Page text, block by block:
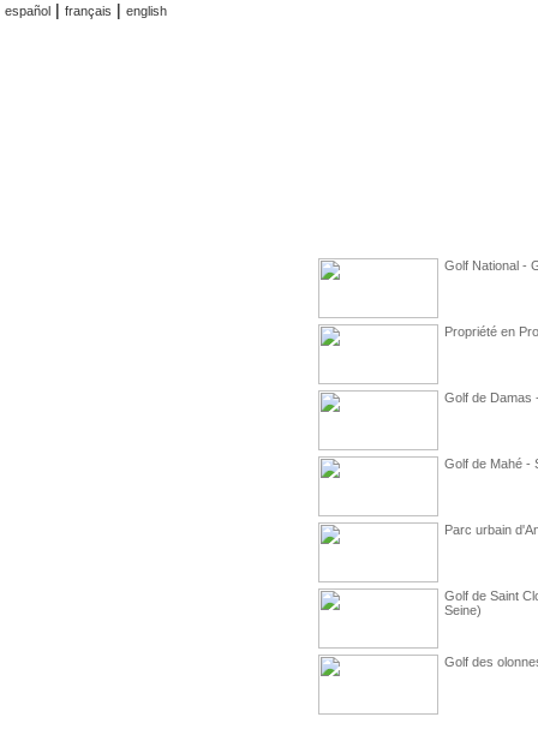
español | français | english
Golf National -
Propriété en
Golf de Damas
Golf de Mahé -
Parc urbain
Golf de Saint
Seine)
Golf des